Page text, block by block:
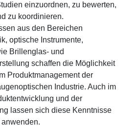
einzuordnen, zu bewerten,
zu koordinieren.
aus den Bereichen
optische Instrumente,
Brillenglas- und
schaffen die Möglichkeit
Produktmanagement der
Industrie. Auch im
und der
lassen sich diese Kenntnisse